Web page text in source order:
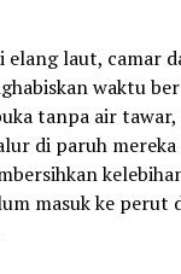
laut, camar
waktu
tanpa air
di paruh
masuk ke perut